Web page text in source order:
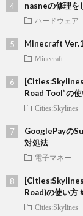
nasneの修理を
ハードウェア
Minecraft
Minecraft
Road Tool”の
Cities:Skylines
GooglePayの
対処法
電子マネー
Road)の使い方
Cities:Skylines